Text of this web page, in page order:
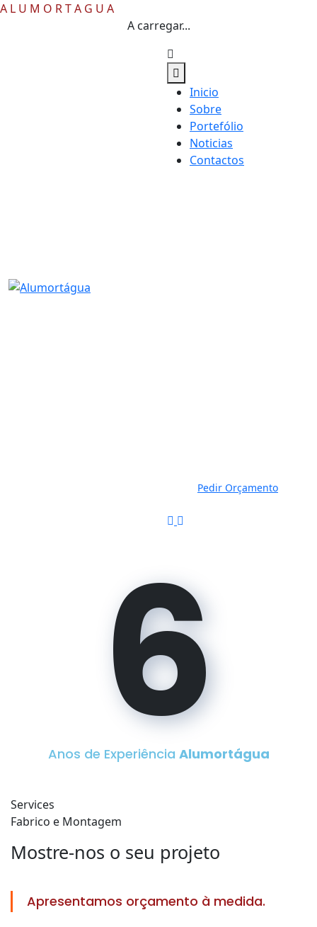
A L U M O RTA G U A
A carregar...
Inicio
Sobre
Portefólio
Noticias
Contactos
Pedir Orçamento
6
Anos de Experiência Alumortágua
Services
Fabrico e Montagem
Mostre-nos o seu projeto
Apresentamos orçamento à medida.